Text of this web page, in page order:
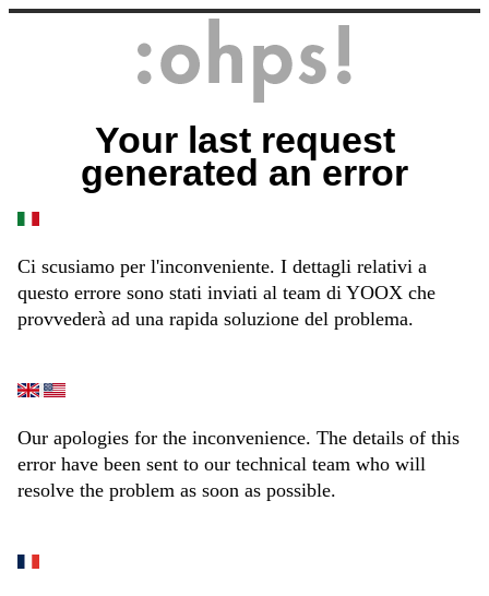
Your last request
generated an error
Ci scusiamo per l'inconveniente. I dettagli relativi a
questo errore sono stati inviati al team di YOOX che
provvederà ad una rapida soluzione del problema.
Our apologies for the inconvenience. The details of this
error have been sent to our technical team who will
resolve the problem as soon as possible.